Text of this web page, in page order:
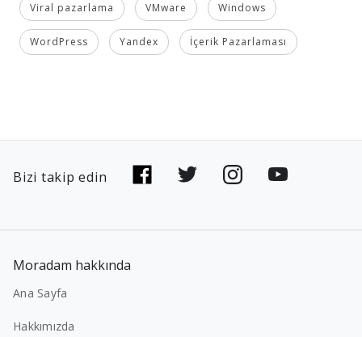
Viral pazarlama VMware Windows
WordPress Yandex İçerik Pazarlaması
Bizi takip edin
Moradam hakkında
Ana Sayfa
Hakkımızda